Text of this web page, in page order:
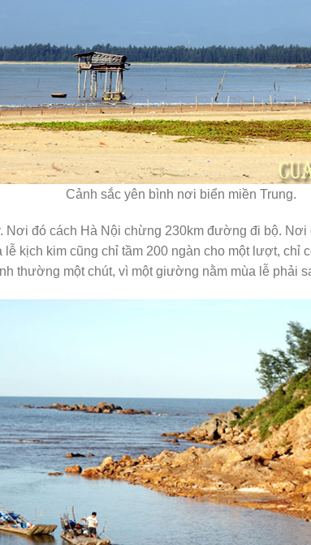
Cảnh sắc yên bình nơi biển miền Trung.
Nơi đó cách Hà Nội chừng 230km đường đi bộ.
lễ kịch kim cũng chỉ tầm 200 ngàn cho một lượt, chỉ
thường một chút, vì một giường nằm mùa lễ phải